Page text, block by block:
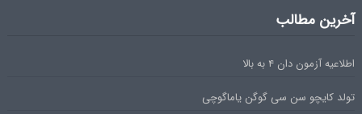
آخرین مطالب
اطلاعیه آزمون دان ۴ به بالا
تولد کایچو سن سی گوگن یاماگوچی